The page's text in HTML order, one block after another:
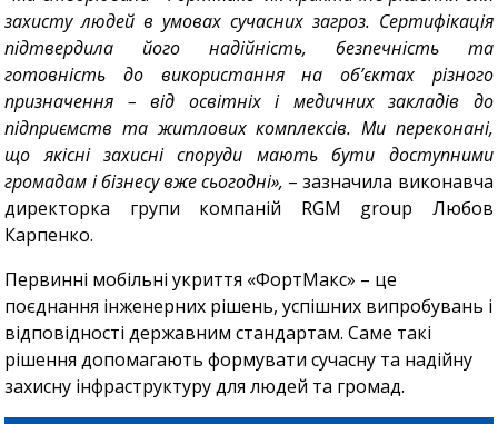
захисту людей в умовах сучасних загроз. Сертифікація
підтвердила його надійність, безпечність та
готовність до використання на об’єктах різного
призначення – від освітніх і медичних закладів до
підприємств та житлових комплексів. Ми переконані,
що якісні захисні споруди мають бути доступними
громадам і бізнесу вже сьогодні», – зазначила виконавча
директорка групи компаній RGM group Любов
Карпенко.
Первинні мобільні укриття «ФортМакс» – це
поєднання інженерних рішень, успішних випробувань і
відповідності державним стандартам. Саме такі
рішення допомагають формувати сучасну та надійну
захисну інфраструктуру для людей та громад.